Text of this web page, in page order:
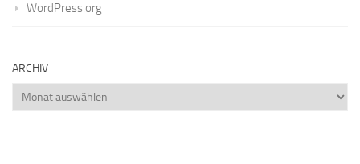
WordPress.org
ARCHIV
Archiv